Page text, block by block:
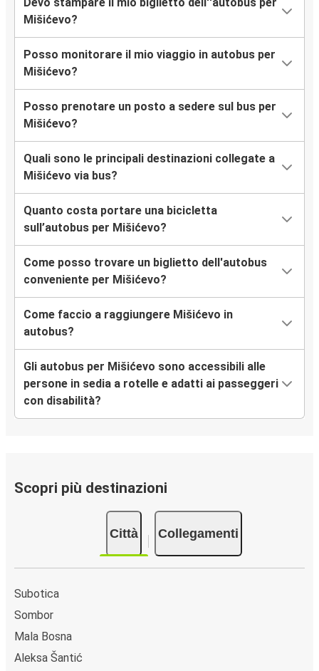
Mišićevo?
Posso monitorare il mio viaggio in autobus per
Mišićevo?
Posso prenotare un posto a sedere sul bus per
Mišićevo?
Quali sono le principali destinazioni collegate a
Mišićevo via bus?
Quanto costa portare una bicicletta
sull’autobus per Mišićevo?
Come posso trovare un biglietto dell'autobus
conveniente per Mišićevo?
Come faccio a raggiungere Mišićevo in
autobus?
Gli autobus per Mišićevo sono accessibili alle
persone in sedia a rotelle e adatti ai passeggeri
con disabilità?
Scopri più destinazioni
Città Collegamenti
Subotica
Sombor
Mala Bosna
Aleksa Šantić